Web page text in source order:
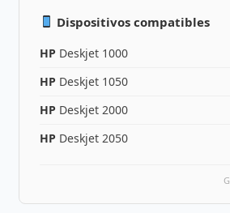
Dispositivos compatibles
HP Deskjet 1000
HP Deskjet 1050
HP Deskjet 2000
HP Deskjet 2050